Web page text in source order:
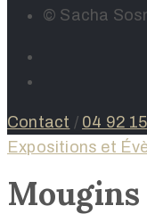
© Sacha
Contact / 04 92
Expositions et